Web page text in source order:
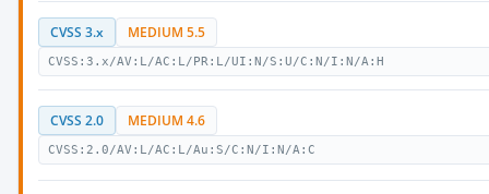
CVSS 3.x MEDIUM 5.5
CVSS:3.x/AV:L/AC:L/PR:L/UI:N/S:U/C:N/I:N/A:H
CVSS 2.0 MEDIUM 4.6
CVSS:2.0/AV:L/AC:L/Au:S/C:N/I:N/A:C